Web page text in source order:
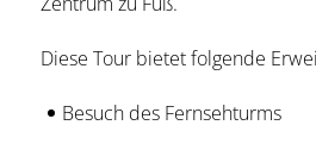
Diese Tour bietet folgende
Besuch des Fernsehturms